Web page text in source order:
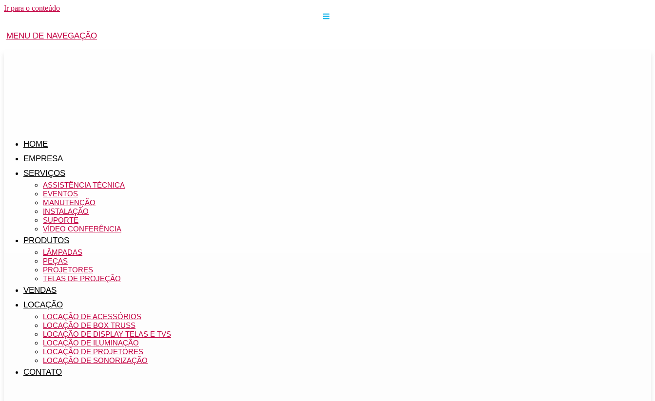
Ir para o conteúdo
MENU DE NAVEGAÇÃO
HOME
EMPRESA
SERVIÇOS
ASSISTÊNCIA TÉCNICA
EVENTOS
MANUTENÇÃO
INSTALAÇÃO
SUPORTE
VÍDEO CONFERÊNCIA
PRODUTOS
LÂMPADAS
PEÇAS
PROJETORES
TELAS DE PROJEÇÃO
VENDAS
LOCAÇÃO
LOCAÇÃO DE ACESSÓRIOS
LOCAÇÃO DE BOX TRUSS
LOCAÇÃO DE DISPLAY TELAS E TVS
LOCAÇÃO DE ILUMINAÇÃO
LOCAÇÃO DE PROJETORES
LOCAÇÃO DE SONORIZAÇÃO
CONTATO